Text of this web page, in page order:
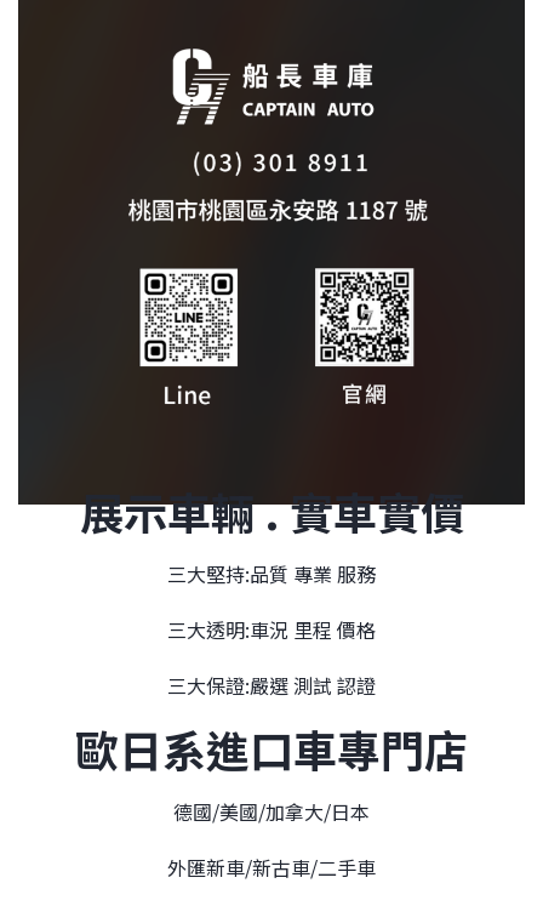
展示車輛 . 實車實價
三大堅持:品質 專業 服務
三大透明:車況 里程 價格
三大保證:嚴選 測試 認證
歐日系進口車專門店
德國/美國/加拿大/日本
外匯新車/新古車/二手車